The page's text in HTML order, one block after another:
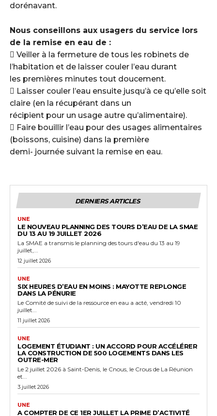
dorénavant.
Nous conseillons aux usagers du service lors
de la remise en eau de :
 Veiller à la fermeture de tous les robinets de
l’habitation et de laisser couler l’eau durant
les premières minutes tout doucement.
 Laisser couler l’eau ensuite jusqu’à ce qu’elle soit
claire (en la récupérant dans un
récipient pour un usage autre qu’alimentaire).
 Faire bouillir l’eau pour des usages alimentaires
(boissons, cuisine) dans la première
demi- journée suivant la remise en eau.
DERNIERS ARTICLES
UNE
LE NOUVEAU PLANNING DES TOURS D’EAU DE LA SMAE
DU 13 AU 19 JUILLET 2026
La SMAE a transmis le planning des tours d'eau du 13 au 19
juillet,...
12 juillet 2026
UNE
SIX HEURES D’EAU EN MOINS : MAYOTTE REPLONGE
DANS LA PÉNURIE
Le Comité de suivi de la ressource en eau a acté, vendredi 10
juillet...
11 juillet 2026
UNE
LOGEMENT ÉTUDIANT : UN ACCORD POUR ACCÉLÉRER
LA CONSTRUCTION DE 500 LOGEMENTS DANS LES
OUTRE-MER
Le 2 juillet 2026 à Saint-Denis, le Cnous, le Crous de La Réunion
et...
3 juillet 2026
UNE
A COMPTER DE CE 1ER JUILLET LA PRIME D’ACTIVITÉ